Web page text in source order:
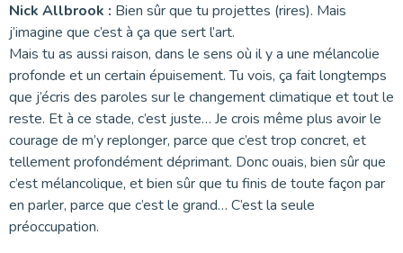
Nick Allbrook : Bien sûr que tu projettes (rires). Mais
j’imagine que c’est à ça que sert l’art.
Mais tu as aussi raison, dans le sens où il y a une mélancolie
profonde et un certain épuisement. Tu vois, ça fait longtemps
que j’écris des paroles sur le changement climatique et tout le
reste. Et à ce stade, c’est juste… Je crois même plus avoir le
courage de m’y replonger, parce que c’est trop concret, et
tellement profondément déprimant. Donc ouais, bien sûr que
c’est mélancolique, et bien sûr que tu finis de toute façon par
en parler, parce que c’est le grand… C’est la seule
préoccupation.